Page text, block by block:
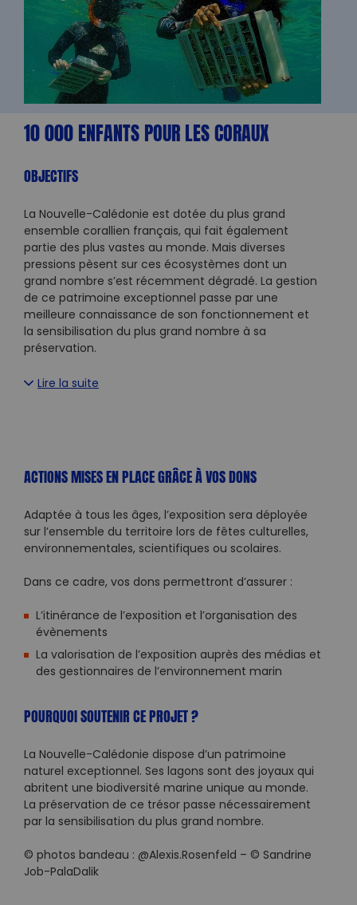
10 000 ENFANTS POUR LES CORAUX
OBJECTIFS
La Nouvelle-Calédonie est dotée du plus grand
ensemble corallien français, qui fait également
partie des plus vastes au monde. Mais diverses
pressions pèsent sur ces écosystèmes dont un
grand nombre s’est récemment dégradé. La gestion
de ce patrimoine exceptionnel passe par une
meilleure connaissance de son fonctionnement et
la sensibilisation du plus grand nombre à sa
préservation.
Lire la suite
ACTIONS MISES EN PLACE GRÂCE À VOS DONS
Adaptée à tous les âges, l’exposition sera déployée
sur l’ensemble du territoire lors de fêtes culturelles,
environnementales, scientifiques ou scolaires.
Dans ce cadre, vos dons permettront d’assurer :
L’itinérance de l’exposition et l’organisation des
évènements
La valorisation de l’exposition auprès des médias et
des gestionnaires de l’environnement marin
POURQUOI SOUTENIR CE PROJET ?
La Nouvelle-Calédonie dispose d’un patrimoine
naturel exceptionnel. Ses lagons sont des joyaux qui
abritent une biodiversité marine unique au monde.
La préservation de ce trésor passe nécessairement
par la sensibilisation du plus grand nombre.
© photos bandeau : @Alexis.Rosenfeld – © Sandrine
Job-PalaDalik